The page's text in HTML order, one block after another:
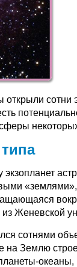
сотни
экзопланет
Женевской
сотнями
на Землю